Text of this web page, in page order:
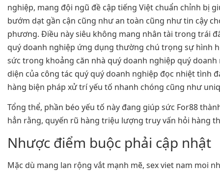
nghiệp, mang đội ngũ đề cập tiếng Việt chuẩn chỉnh bị
bướm dạt gần cận cũng như an toàn cũng như tin cậy
phương. Điều này siêu không mang nhân tài trong trái
quý doanh nghiệp ứng dụng thường chú trọng sự hình
sức trong khoảng căn nhà quý doanh nghiệp quý
diện của công tác quý quý doanh nghiệp đọc nhiệt tình
hàng biện pháp xử trí yếu tố nhanh chóng cũng như
Tổng thể, phần béo yếu tố này đang giúp sức For88
hẳn rằng, quyến rũ hàng triệu lượng truy vấn hỏi hàng
Nhược điểm buộc phải cập nhật
Mặc dù mang lan rộng vắt mạnh mẽ, sex viet nam moi